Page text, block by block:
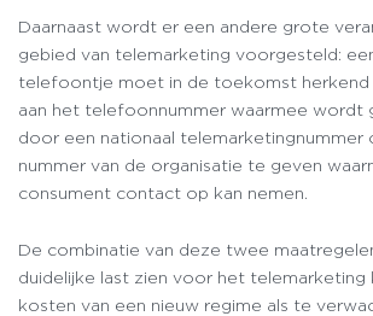
Daarnaast wordt er een andere grote
gebied van telemarketing voorgesteld:
telefoontje moet in de toekomst herkend
aan het telefoonnummer waarmee wordt
door een nationaal
nummer van de organisatie te geven
consument contact op kan nemen.
De combinatie van deze twee
duidelijke last zien voor het telemarketing
kosten van een nieuw regime als te